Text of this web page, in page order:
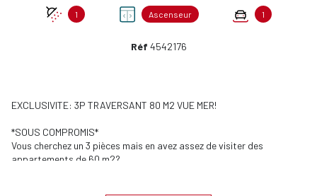
1 Ascenseur 1
Réf 4542176
EXCLUSIVITE: 3P TRAVERSANT 80 M2 VUE MER!
*SOUS COMPROMIS*
Vous cherchez un 3 pièces mais en avez assez de visiter des
appartements de 60 m2?